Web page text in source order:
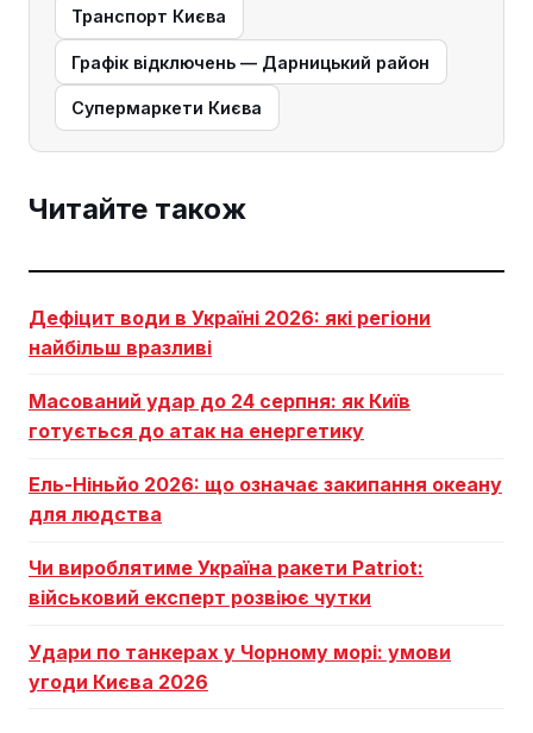
Транспорт Києва
Графік відключень — Дарницький район
Супермаркети Києва
Читайте також
Дефіцит води в Україні 2026: які регіони
найбільш вразливі
Масований удар до 24 серпня: як Київ
готується до атак на енергетику
Ель-Ніньйо 2026: що означає закипання океану
для людства
Чи вироблятиме Україна ракети Patriot:
військовий експерт розвіює чутки
Удари по танкерах у Чорному морі: умови
угоди Києва 2026